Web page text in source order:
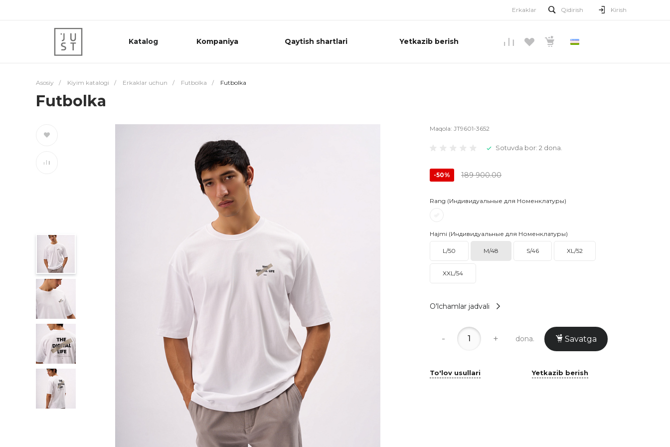
Erkaklar Qidirish Kirish
Katalog Kompaniya Qaytish shartlari Yetkazib berish
Asosiy / Kiyim katalogi / Erkaklar uchun / Futbolka / Futbolka
Futbolka
Maqola: JT9601-3652
Sotuvda bor: 2 dona.
-50% 189 900.00
Rang (Индивидуальные для Номенклатуры)
Hajmi (Индивидуальные для Номенклатуры)
L/50 M/48 S/46 XL/52
XXL/54
O'lchamlar jadvali
- + dona. Savatga
To'lov usullari Yetkazib berish